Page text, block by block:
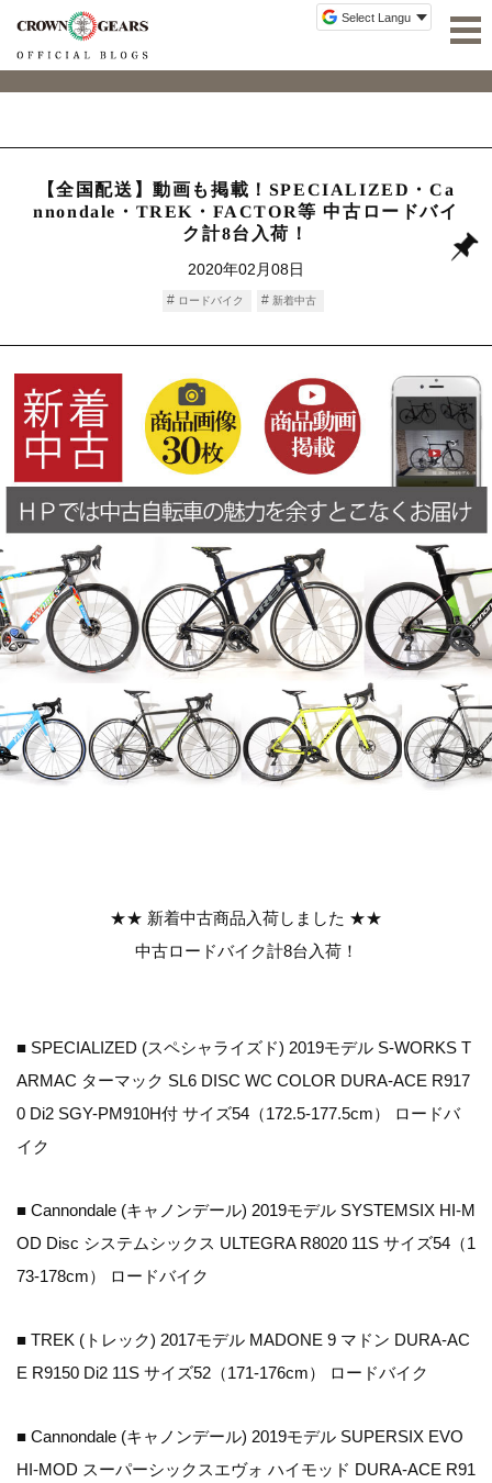
【全国配送】動画も掲載！SPECIALIZED・Ca
nnondale・TREK・FACTOR等 中古ロードバイ
ク計8台入荷！
2020年02月08日
ロードバイク 新着中古
★★ 新着中古商品入荷しました ★★
中古ロードバイク計8台入荷！
■ SPECIALIZED (スペシャライズド) 2019モデル S-WORKS T
ARMAC ターマック SL6 DISC WC COLOR DURA-ACE R917
0 Di2 SGY-PM910H付 サイズ54（172.5-177.5cm） ロードバ
イク
■ Cannondale (キャノンデール) 2019モデル SYSTEMSIX HI-M
OD Disc システムシックス ULTEGRA R8020 11S サイズ54（1
73-178cm） ロードバイク
■ TREK (トレック) 2017モデル MADONE 9 マドン DURA-AC
E R9150 Di2 11S サイズ52（171-176cm） ロードバイク
■ Cannondale (キャノンデール) 2019モデル SUPERSIX EVO
HI-MOD スーパーシックスエヴォ ハイモッド DURA-ACE R91